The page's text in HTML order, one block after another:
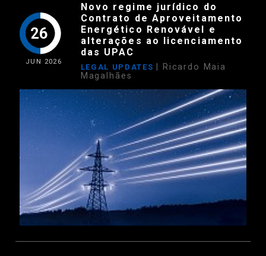
26
JUN 2026
Novo regime jurídico do
Contrato de Aproveitamento
Energético Renovável e
alterações ao licenciamento
das UPAC
LEGAL UPDATES
| Ricardo Maia
Magalhães